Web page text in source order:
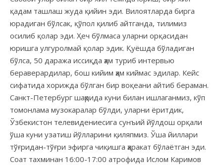
қадам ташлаш жуда қийин эди. Вилоятларда бирга
юрадиган бўлсак, қўпол қилиб айтганда, тилимиз
осилиб қолар эди. Ҳеч бўлмаса уларни орқасидан
юришга улгуролмай қолар эдик. Қуёшда бўладиган
бўлса, 50 даража иссиқда ҳам туриб интервью
бераверардилар, бош кийим ҳам киймас эдилар. Кейс
сифатида хорижда бўлган бир воқеани айтиб бераман.
Санкт-Петербург шаҳрида куни билан ишлаганмиз, кўп
томонлама музокаралар бўлди, уларни ёритдик,
Ўзбекистон телевидениесига сунъий йўлдош орқали
ўша куни узатиш йўлларини қиляпмиз. Ўша йиллари
тўғридан-тўғри эфирга чиқишга ҳаракат бўлаётган эди.
Соат тахминан 16:00-17:00 атрофида Ислом Каримов